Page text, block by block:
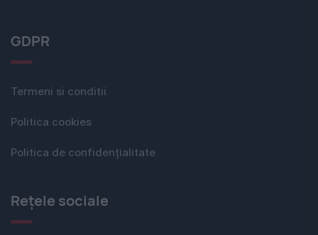
GDPR
Termeni si conditii
Politica cookies
Politica de confidențialitate
Rețele sociale